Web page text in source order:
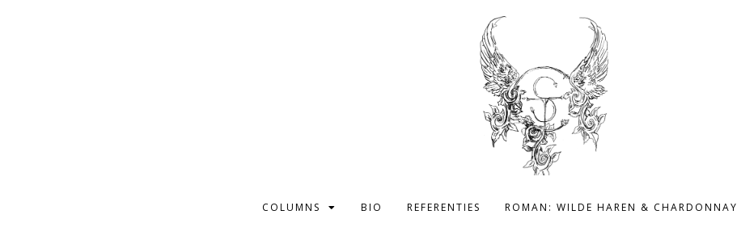
COLUMNS BIO REFERENTIES ROMAN: WILDE HAREN & CHARDONNAY